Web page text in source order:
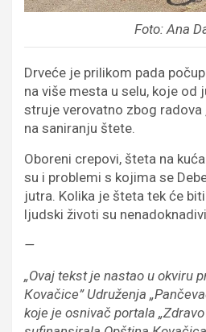
Foto: Ana
Drveće je prilikom pada
na više mesta u selu, koje od
struje verovatno zbog radova
na saniranju štete.
Oboreni crepovi, šteta na
su i problemi s kojima se
jutra. Kolika je šteta tek će
ljudski životi su
—
„Ovaj tekst je nastao u okviru
Кovačice” Udruženja
koje je osnivač portala